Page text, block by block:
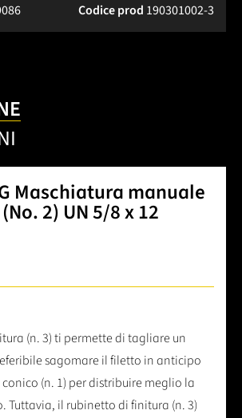
Codice prod 190301002-3
Maschiatura manuale
2) UN 5/8 x 12
(n. 3) ti permette di tagliare un
sagomare il filetto in anticipo
(n. 1) per distribuire meglio la
Tuttavia, il rubinetto di finitura (n. 3)